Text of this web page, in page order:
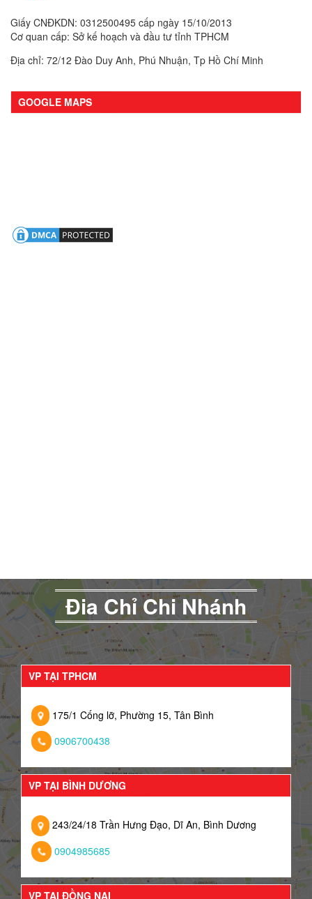
Giấy CNĐKDN: 0312500495 cấp ngày 15/10/2013
Cơ quan cấp: Sở kế hoạch và đầu tư tỉnh TPHCM
Địa chỉ: 72/12 Đào Duy Anh, Phú Nhuận, Tp Hồ Chí Minh
GOOGLE MAPS
Đia Chỉ Chi Nhánh
VP TẠI TPHCM
175/1 Cống lỡ, Phường 15, Tân Bình
0906700438
VP TẠI BÌNH DƯƠNG
243/24/18 Trần Hưng Đạo, Dĩ An, Bình Dương
0904985685
VP TẠI ĐỒNG NAI